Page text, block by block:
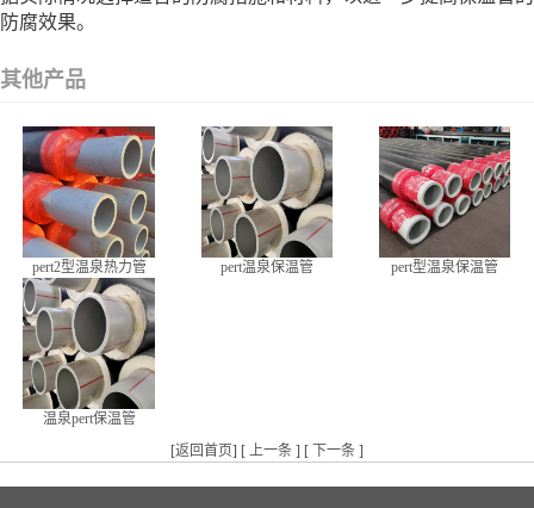
防腐效果。
其他产品
pert2型温泉热力管 pert温泉保温管 pert型温泉保温管
温泉pert保温管
[返回首页] [ 上一条 ] [ 下一条 ]